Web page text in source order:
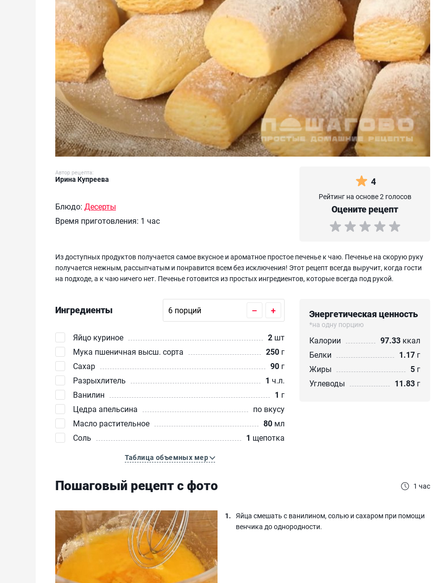
Автор рецепта:
Ирина Купреева
Блюдо: Десерты
Время приготовления: 1 час
4
Рейтинг на основе 2 голосов
Оцените рецепт
Из доступных продуктов получается самое вкусное и ароматное простое печенье к чаю. Печенье на скорую руку
получается нежным, рассыпчатым и понравится всем без исключения! Этот рецепт всегда выручит, когда гости
на подходе, а к чаю ничего нет. Печенье готовится из простых ингредиентов, которые всегда под рукой.
Ингредиенты – +
Яйцо куриное 2 шт
Мука пшеничная высш. сорта
250 г
Сахар
90 г
Разрыхлитель
1 ч.л.
Ванилин
1 г
Цедра апельсина
по вкусу
Масло растительное
80 мл
Соль
1 щепотка
Таблица объемных мер
Энергетическая ценность
*на одну порцию
Калории 97.33 ккал
Белки
1.17 г
Жиры
5 г
Углеводы
11.83 г
Пошаговый рецепт с фото 1 час
Яйца смешать с ванилином, солью и сахаром при помощи
венчика до однородности.